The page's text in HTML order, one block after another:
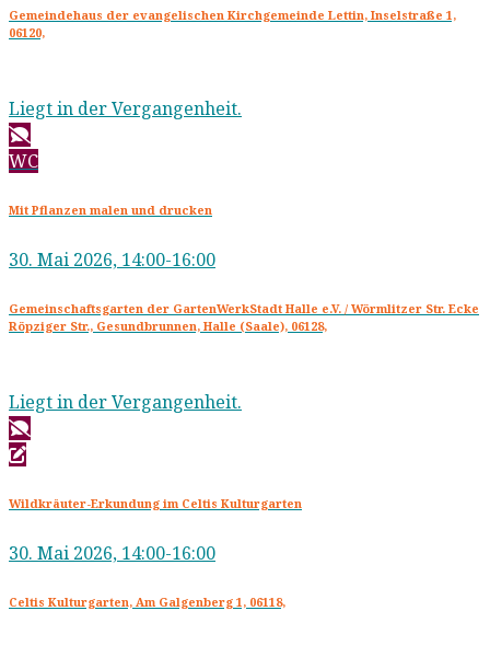
Gemeindehaus der evangelischen Kirchgemeinde Lettin, Inselstraße 1,
06120,
Liegt in der Vergangenheit.
WC
Mit Pflanzen malen und drucken
30. Mai 2026, 14:00-16:00
Gemeinschaftsgarten der GartenWerkStadt Halle e.V. / Wörmlitzer Str. Ecke
Röpziger Str., Gesundbrunnen, Halle (Saale), 06128,
Liegt in der Vergangenheit.
Wildkräuter-Erkundung im Celtis Kulturgarten
30. Mai 2026, 14:00-16:00
Celtis Kulturgarten, Am Galgenberg 1, 06118,